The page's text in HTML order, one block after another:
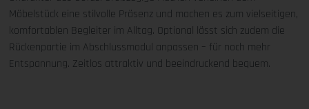
Möbelstück eine stilvolle Präsenz und machen es zum vielseitigen,
komfortablen Begleiter im Alltag. Optional lässt sich zudem die
Rückenpartie im Abschlussmodul anpassen – für noch mehr
Entspannung. Zeitlos attraktiv und beeindruckend bequem.